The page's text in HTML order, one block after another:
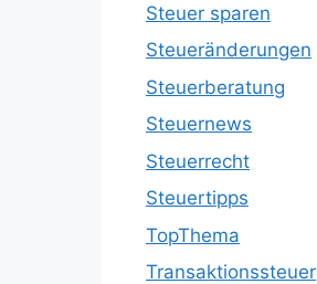
Steuer sparen
Steueränderungen
Steuerberatung
Steuernews
Steuerrecht
Steuertipps
TopThema
Transaktionssteuer